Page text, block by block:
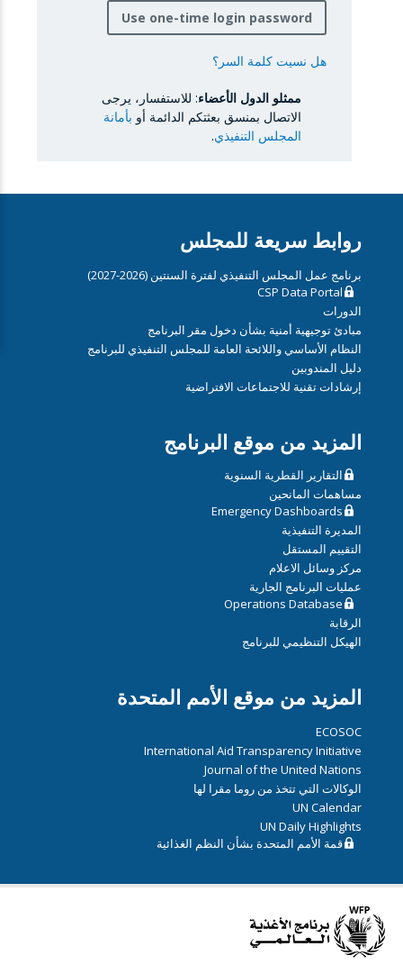
Use one-time login password
هل نسيت كلمة السر؟
ممثلو الدول الأعضاء: للاستفسار، يرجى
الاتصال بمنسق بعثتكم الدائمة أو بأمانة
المجلس التنفيذي.
روابط سريعة للمجلس
برنامج عمل المجلس التنفيذي لفترة السنتين (2026-2027)
CSP Data Portal
الدورات
مبادئ توجيهية أمنية بشأن دخول مقر البرنامج
النظام الأساسي واللائحة العامة للمجلس التنفيذي للبرنامج
دليل المندوبين
إرشادات تقنية للاجتماعات الافتراضية
المزيد من موقع البرنامج
التقارير القطرية السنوية
مساهمات المانحين
Emergency Dashboards
المديرة التنفيذية
التقييم المستقل
مركز وسائل الاعلام
عمليات البرنامج الجارية
Operations Database
الرقابة
الهيكل التنظيمي للبرنامج
المزيد من موقع الأمم المتحدة
ECOSOC
International Aid Transparency Initiative
Journal of the United Nations
الوكالات التي تتخذ من روما مقرا لها
UN Calendar
UN Daily Highlights
قمة الأمم المتحدة بشأن النظم الغذائية